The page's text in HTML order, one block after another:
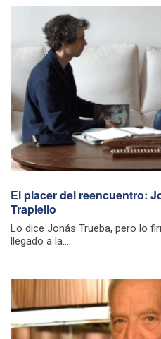
El placer del reencuentro:
Trapiello
Lo dice Jonás Trueba, pero lo
llegado a la...